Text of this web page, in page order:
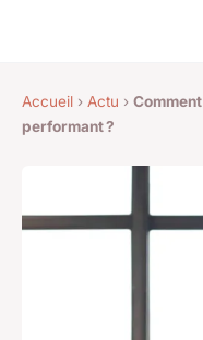
Accueil › Actu ›
performant ?